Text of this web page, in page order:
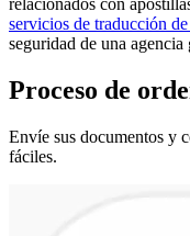
relacionados con
servicios de traducción
seguridad de una agencia
Proceso de
Envíe sus documentos y
fáciles.